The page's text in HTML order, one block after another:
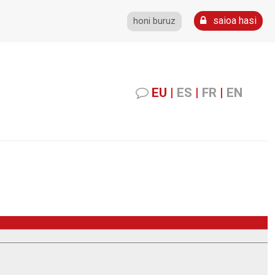
honi buruz saioa hasi
EU | ES | FR | EN